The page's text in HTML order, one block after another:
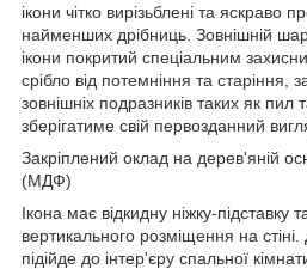
ікони чітко вирізьблені та яскраво
найменших дрібниць. Зовнішній
ікони покритий спеціальним
срібло від потемніння та старіння,
зовнішніх подразників таких як пил
зберігатиме свій первозданний
Закріплений оклад на дерев'яній
(МДФ)
Ікона має відкидну ніжку-підставку
вертикального розміщення на
підійде до інтер'єру спальної